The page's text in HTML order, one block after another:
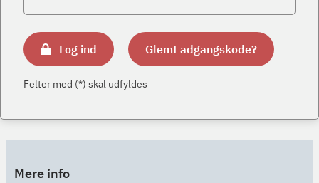
Log ind Glemt adgangskode?
Felter med (*) skal udfyldes
Mere info